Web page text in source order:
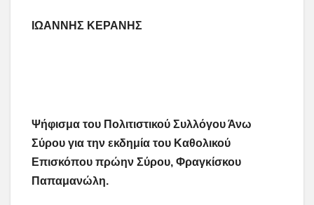
ΙΩΑΝΝΗΣ ΚΕΡΑΝΗΣ
Ψήφισμα του Πολιτιστικού Συλλόγου Άνω
Σύρου για την εκδημία του Καθολικού
Επισκόπου πρώην Σύρου, Φραγκίσκου
Παπαμανώλη.